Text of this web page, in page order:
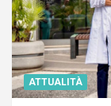
ATTUALITÀ